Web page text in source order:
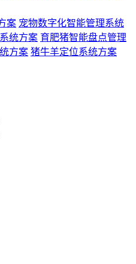
案 宠物数字化智能管理系统
统方案 育肥猪智能盘点管理
方案 猪牛羊定位系统方案